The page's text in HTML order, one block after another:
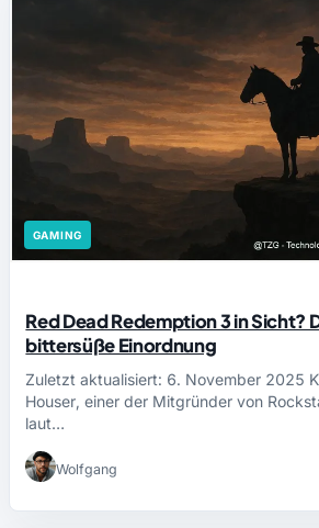
GAMING
Red Dead Redemption 3 in Sicht?
bittersüße Einordnung
Zuletzt aktualisiert: 6. November 2025
Houser, einer der Mitgründer von
laut…
Wolfgang